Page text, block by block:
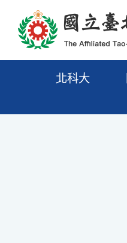
移至網頁之主要內容區位置
北科大